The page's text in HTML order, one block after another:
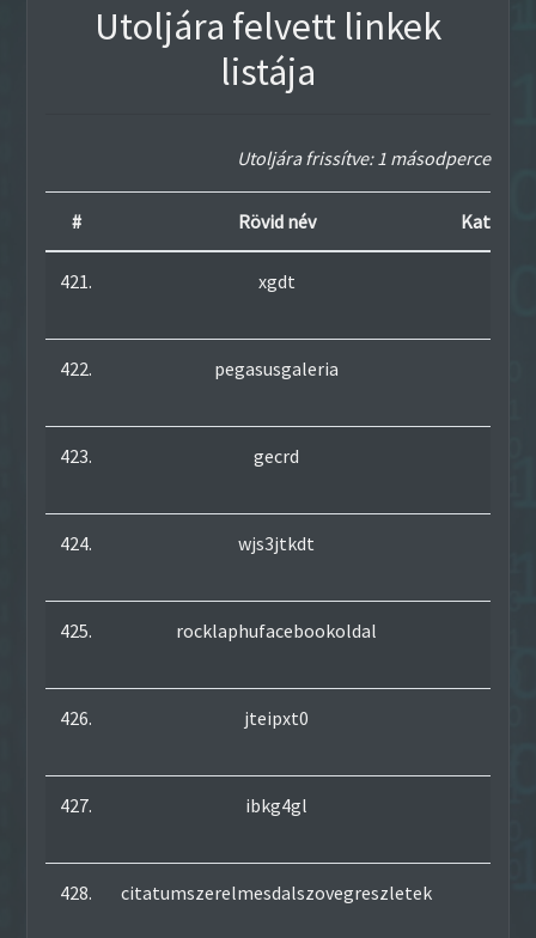
Utoljára felvett linkek
listája
Utoljára frissítve: 1 másodperce
# Rövid név
421. xgdt
422. pegasusgaleria
423. gecrd
424. wjs3jtkdt
425. rocklaphufacebookoldal
426. jteipxt0
427. ibkg4gl
428. citatumszerelmesdalszovegreszletek